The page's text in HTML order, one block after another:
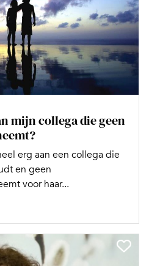
mijn collega die geen
erg aan een collega die
en geen
voor haar...